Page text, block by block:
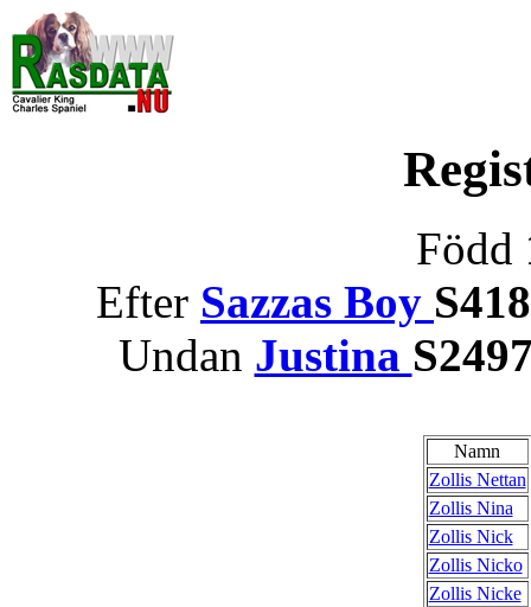
Född
Efter Sazzas Boy
Undan Justina
Namn
Zollis Nettan
Zollis Nina
Zollis Nick
Zollis Nicko
Zollis Nicke